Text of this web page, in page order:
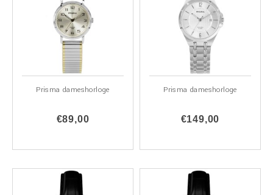
Prisma dameshorloge
€89,00
Prisma dameshorloge
€149,00